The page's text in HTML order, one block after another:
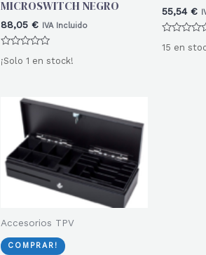
MICROSWITCH NEGRO
88,05 € IVA Incluido
Valorado
con
¡Solo 1 en stock!
55,54 €
con
15 en
Accesorios TPV
COMPRAR!